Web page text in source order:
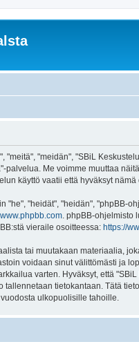
"meidän", "SBiL
Me voimme muuttaa
käyttö vaatii että hyväksyt
"heidät", "heidän", "phpBB-
www.phpbb.com. phpBB-ohjelmisto
vieraile osoitteessa: https://
tai muutakaan materiaalia,
voidaan sinut välittömästi ja
varten. Hyväksyt, että
tallennetaan tietokantaan. Tätä
ulkopuolisille tahoille.